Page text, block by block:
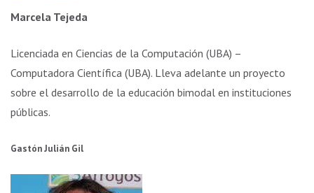
Marcela Tejeda
Licenciada en Ciencias de la Computación (UBA) –
Computadora Científica (UBA). Lleva adelante un proyecto
sobre el desarrollo de la educación bimodal en instituciones
públicas.
Gastón Julián Gil​